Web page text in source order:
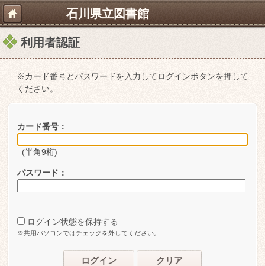
石川県立図書館
利用者認証
※カード番号とパスワードを入力してログインボタンを押して
ください。
カード番号：
(半角9桁)
パスワード：
ログイン状態を保持する
※共用パソコンではチェックを外してください。
ログイン クリア